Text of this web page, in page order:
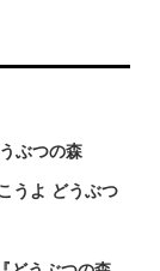
うぶつの森
うよ どうぶつ